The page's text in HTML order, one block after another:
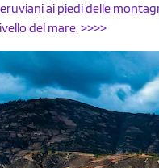
ai piedi delle
del mare. >>>>